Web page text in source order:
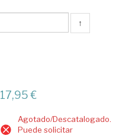
↑
17,95 €
Agotado/Descatalogado.
Puede solicitar